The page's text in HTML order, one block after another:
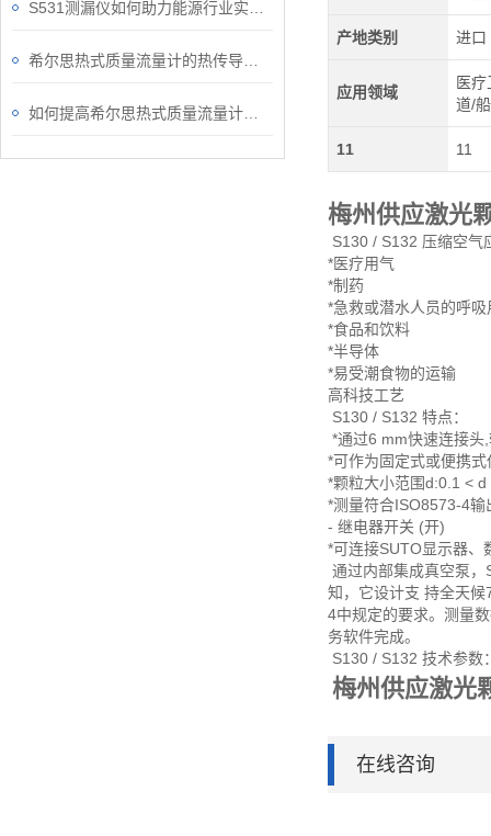
产地类别 进口
应用领域
医
道/
11 11
梅州供应激光
S130 / S132 压缩空气
*医疗用气
*制药
*急救或潜水人员的呼吸
*食品和饮料
*半导体
*易受潮食物的运输
高科技工艺
S130 / S132 特点：
*通过6 mm快速连接头
*可作为固定式或便携式
*颗粒大小范围d:0.1 <
*测量符合ISO8573-4
- 继电器开关 (开)
*可连接SUTO显示器、
通过内部集成真空泵
知，它设计支 持全天
4中规定的要求。测量
务软件完成。
S130 / S132 技术参数
梅州供应激光
在线咨询